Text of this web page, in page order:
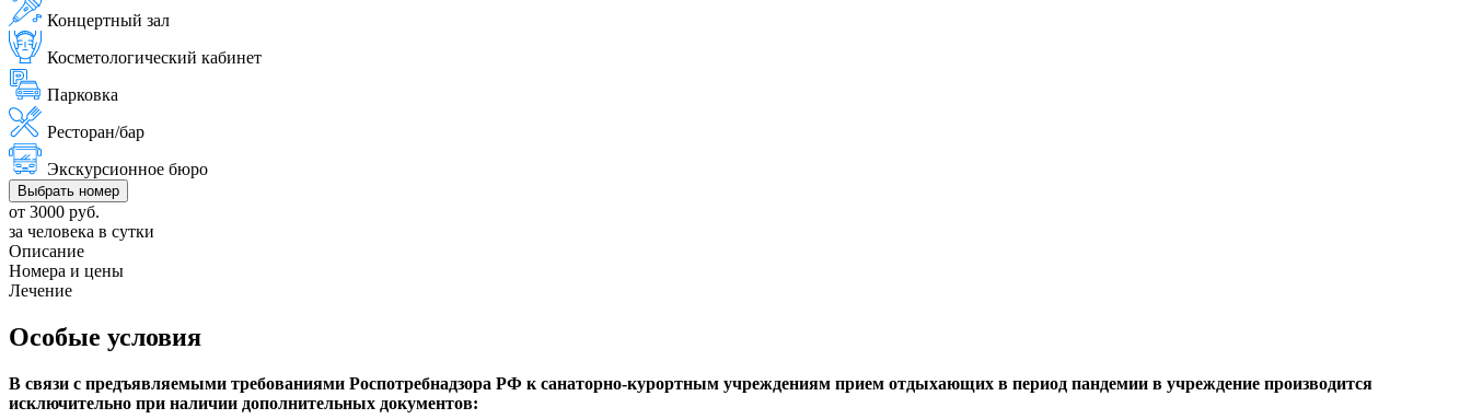
Концертный зал
Косметологический кабинет
Парковка
Ресторан/бар
Экскурсионное бюро
Выбрать номер
от 3000 руб.
за человека в сутки
Описание
Номера и цены
Лечение
Особые условия
В связи с предъявляемыми требованиями Роспотребнадзора РФ к санаторно-курортным учреждениям прием отдыхающих в период пандемии в учреждение производится
исключительно при наличии дополнительных документов: